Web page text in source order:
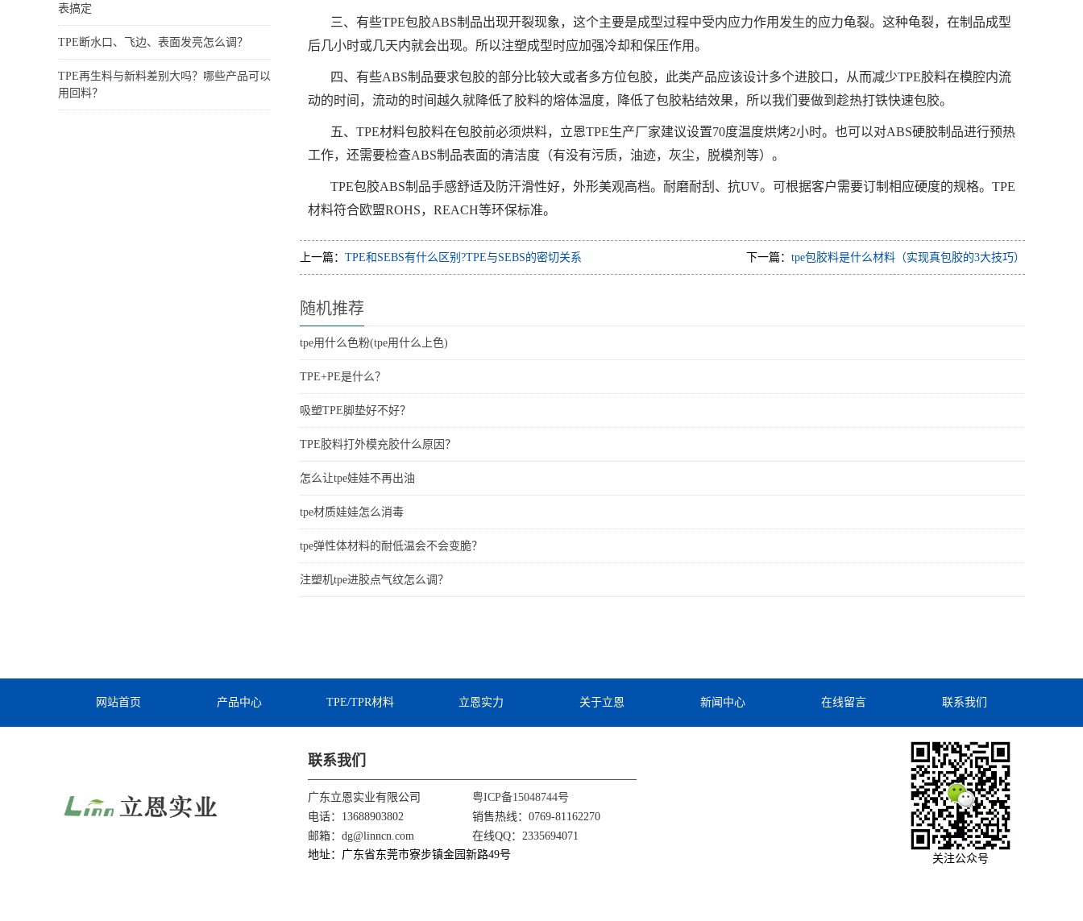
表搞定
TPE断水口、飞边、表面发亮怎么调？
TPE再生料与新料差别大吗？哪些产品可以
用回料？
三、有些TPE包胶ABS制品出现开裂现象，这个主要是成型过程中受内应力作用发生的应力龟裂。这种龟裂，在制品成型
后几小时或几天内就会出现。所以注塑成型时应加强冷却和保压作用。
四、有些ABS制品要求包胶的部分比较大或者多方位包胶，此类产品应该设计多个进胶口，从而减少TPE胶料在模腔内流
动的时间，流动的时间越久就降低了胶料的熔体温度，降低了包胶粘结效果，所以我们要做到趁热打铁快速包胶。
五、TPE材料包胶料在包胶前必须烘料，立恩TPE生产厂家建议设置70度温度烘烤2小时。也可以对ABS硬胶制品进行预热
工作，还需要检查ABS制品表面的清洁度（有没有污质，油迹，灰尘，脱模剂等）。
TPE包胶ABS制品手感舒适及防汗滑性好，外形美观高档。耐磨耐刮、抗UV。可根据客户需要订制相应硬度的规格。TPE
材料符合欧盟ROHS，REACH等环保标准。
上一篇： TPE和SEBS有什么区别?TPE与SEBS的密切关系 下一篇： tpe包胶料是什么材料（实现真包胶的3大技巧）
随机推荐
tpe用什么色粉(tpe用什么上色)
TPE+PE是什么？
吸塑TPE脚垫好不好？
TPE胶料打外模充胶什么原因？
怎么让tpe娃娃不再出油
tpe材质娃娃怎么消毒
tpe弹性体材料的耐低温会不会变脆？
注塑机tpe进胶点气纹怎么调？
网站首页 产品中心 TPE/TPR材料 立恩实力 关于立恩 新闻中心 在线留言 联系我们
联系我们
广东立恩实业有限公司
粤ICP备15048744号
电话：13688903802
销售热线：0769-81162270
邮箱：dg@linncn.com
在线QQ：2335694071
地址：广东省东莞市寮步镇金园新路49号
关注公众号